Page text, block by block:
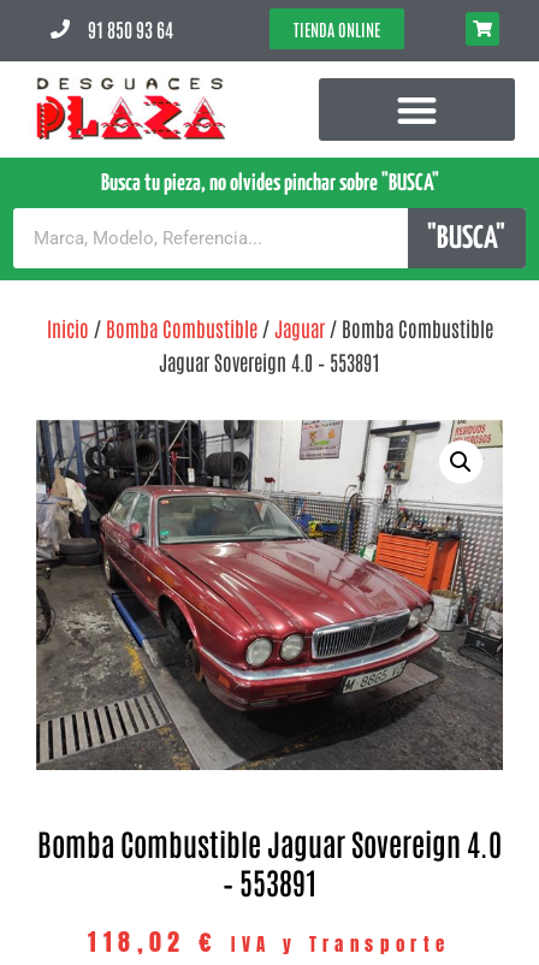
91 850 93 64 TIENDA ONLINE
Busca tu pieza, no olvides pinchar sobre "BUSCA"
"BUSCA"
Inicio / Bomba Combustible/Jaguar/ Bomba Combustible
Jaguar Sovereign 4.0 – 553891
Bomba Combustible Jaguar Sovereign 4.0
– 553891
118,02€
IVA y Transporte